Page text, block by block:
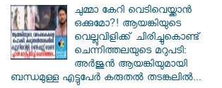
ചുമ്മാ കേറി വെടിവെയ്ക്കാൻ
ഒക്കുമോ?! ആയങ്കിയുടെ
വെല്ലുവിളിക്ക് ചിരിച്ചുകൊണ്ട്
ചെന്നിത്തലയുടെ മറുപടി:
അർജുൻ ആയങ്കിയുമായി
ബന്ധമുള്ള എട്ടുപേർ കരുതൽ തടങ്കലിൽ...